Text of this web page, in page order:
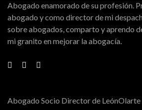
Abogado enamorado de su profesión.
abogado y como director de mi
sobre abogados, comparto y aprendo
mi granito en mejorar la abogacía.
Abogado Socio Director de LeónOlarte